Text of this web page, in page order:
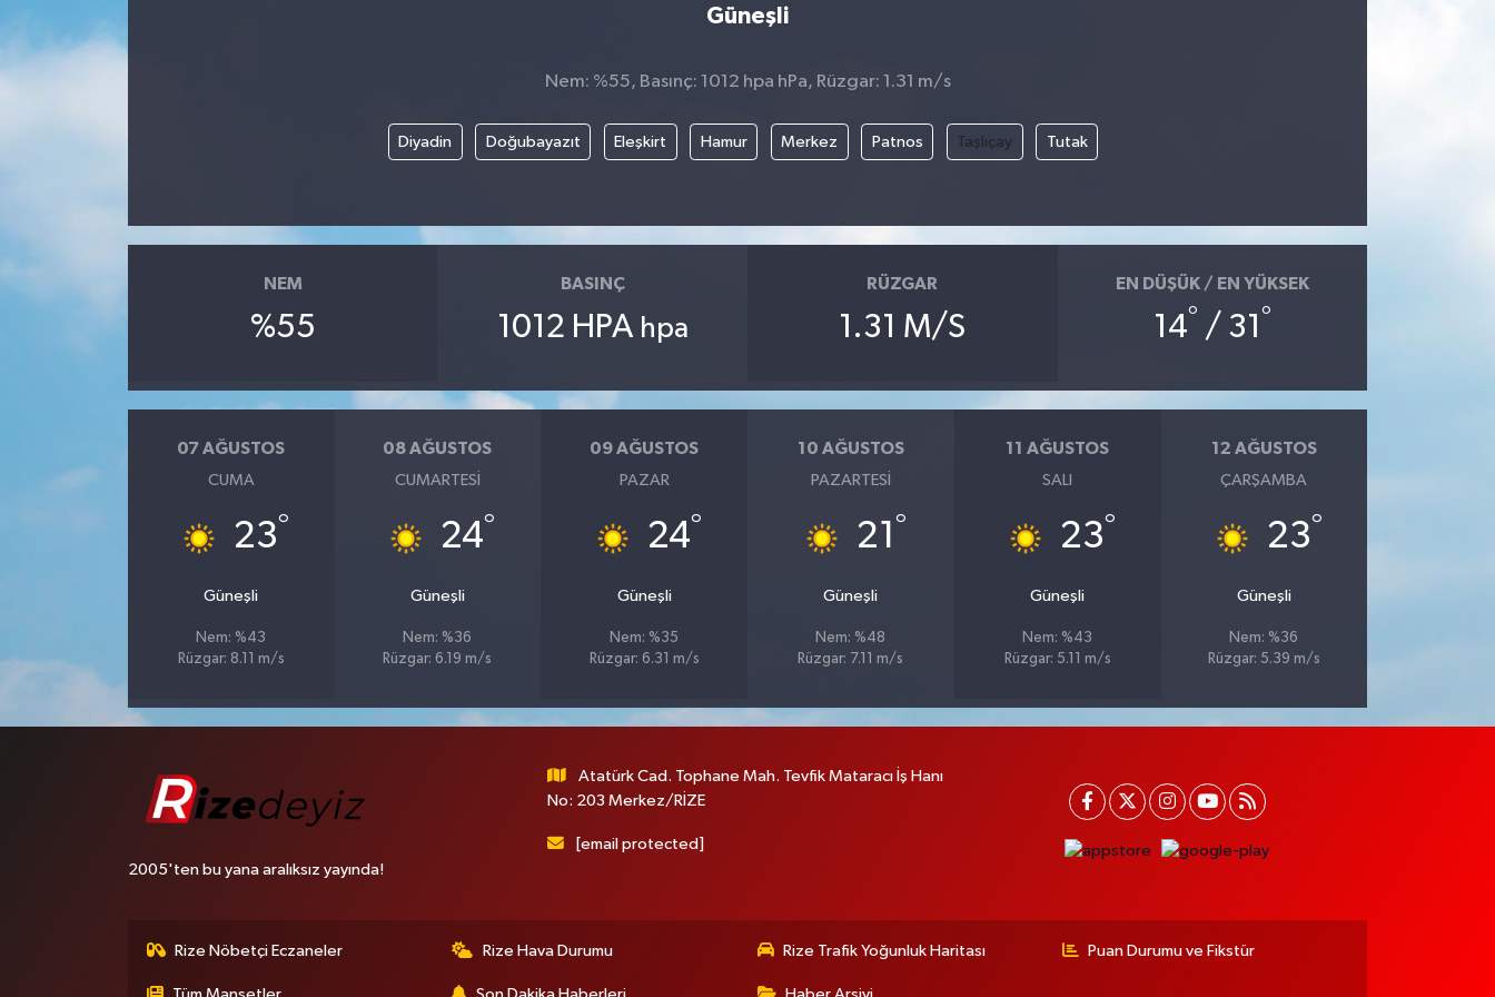
Güneşli
Nem: %55, Basınç: 1012 hpa hPa, Rüzgar: 1.31 m/s
Diyadin Doğubayazıt Eleşkirt Hamur Merkez Patnos Taşlıçay Tutak
NEM
%55
BASINÇ
1012 HPA hpa
RÜZGAR
1.31 M/S
EN DÜŞÜK / EN YÜKSEK
14° / 31°
07 AĞUSTOS
CUMA
23°
Güneşli
Nem: %43
Rüzgar: 8.11 m/s
08 AĞUSTOS
CUMARTESI
24°
Güneşli
Nem: %36
Rüzgar: 6.19 m/s
09 AĞUSTOS
PAZAR
24°
Güneşli
Nem: %35
Rüzgar: 6.31 m/s
10 AĞUSTOS
PAZARTESI
21 °
Güneşli
Nem: %48
Rüzgar: 7.11 m/s
11 AĞUSTOS
SALI
23°
Güneşli
Nem: %43
Rüzgar: 5.11 m/s
12 AĞUSTOS
ÇARŞAMBA
23°
Güneşli
Nem: %36
Rüzgar: 5.39 m/s
2005'ten bu yana aralıksız yayında!
Atatürk Cad. Tophane Mah. Tevfik Mataracı İş Hanı
No: 203 Merkez/RİZE
[email protected]
Rize Nöbetçi Eczaneler Rize Hava Durumu Rize Trafik Yoğunluk Haritası Puan Durumu ve Fikstür